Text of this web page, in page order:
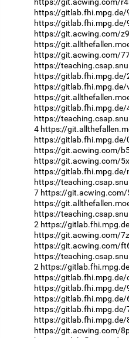
https://
https://
https://git.acwing.com/
https://
https://git.acwing.com/
https://
https://
https://
https://
https://
https://
4 https://
https://
https://git.acwing.com/
https://git.acwing.com/
https://
https://
7 https://
https://
https://
2 https://
https://git.acwing.com/
https://git.acwing.com/
https://
2 https://
https://
https://
https://
https://
https://
https://git.acwing.com/